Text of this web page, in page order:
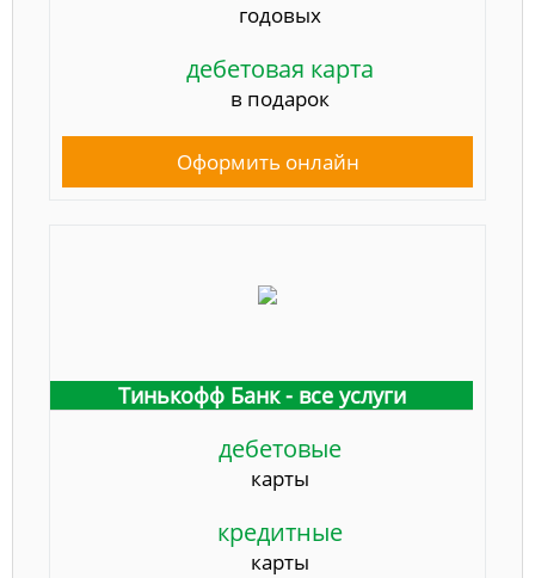
годовых
дебетовая карта
в подарок
Оформить онлайн
Тинькофф Банк - все услуги
дебетовые
карты
кредитные
карты